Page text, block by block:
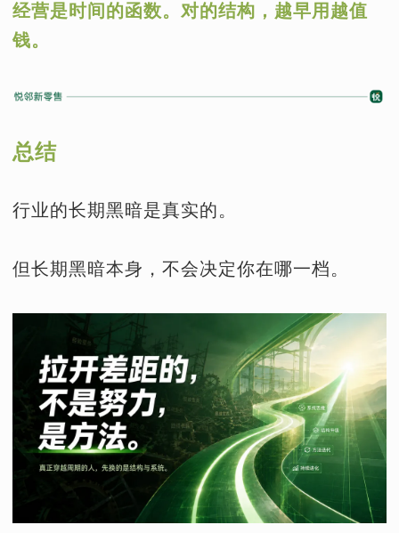
经营是时间的函数。对的结构，越早用越值
钱。
总结
行业的长期黑暗是真实的。
但长期黑暗本身，不会决定你在哪一档。